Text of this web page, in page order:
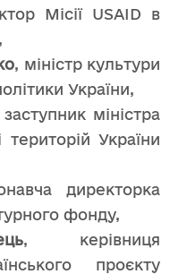
Місії USAID в
, міністр культури
України,
міністра
України
директорка
фонду,
, керівниця
проєкту